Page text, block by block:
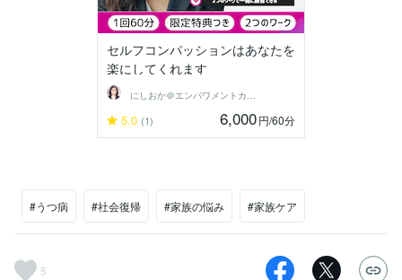
セルフコンパッションはあなたを
楽にしてくれます
にしおか＠エンパワメントカウンセラー
5.0 (1) 6,000円/60分
#うつ病 #社会復帰 #家族の悩み #家族ケア
5